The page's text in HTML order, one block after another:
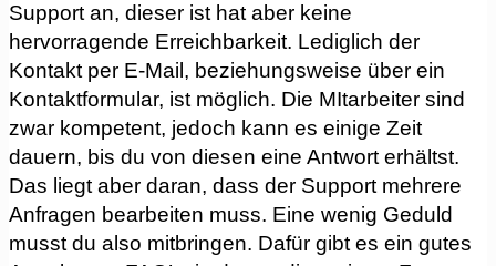
Support an, dieser ist hat aber keine
hervorragende Erreichbarkeit. Lediglich der
Kontakt per E-Mail, beziehungsweise über ein
Kontaktformular, ist möglich. Die MItarbeiter sind
zwar kompetent, jedoch kann es einige Zeit
dauern, bis du von diesen eine Antwort erhältst.
Das liegt aber daran, dass der Support mehrere
Anfragen bearbeiten muss. Eine wenig Geduld
musst du also mitbringen. Dafür gibt es ein gutes